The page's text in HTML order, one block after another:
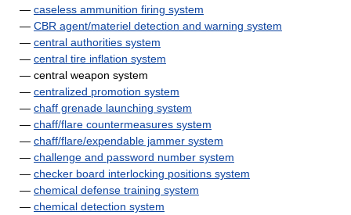
— caseless ammunition firing system
— CBR agent/materiel detection and warning system
— central authorities system
— central tire inflation system
— central weapon system
— centralized promotion system
— chaff grenade launching system
— chaff/flare countermeasures system
— chaff/flare/expendable jammer system
— challenge and password number system
— checker board interlocking positions system
— chemical defense training system
— chemical detection system